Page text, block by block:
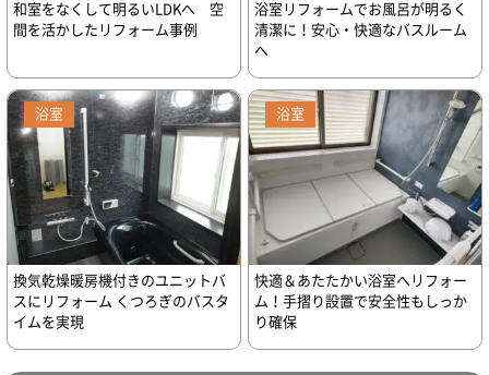
和室をなくして明るいLDKへ 空
間を活かしたリフォーム事例
浴室リフォームでお風呂が明るく
清潔に！安心・快適なバスルーム
へ
浴室
換気乾燥暖房機付きのユニットバ
スにリフォーム くつろぎのバスタ
イムを実現
浴室
快適＆あたたかい浴室へリフォー
ム！手摺り設置で安全性もしっか
り確保